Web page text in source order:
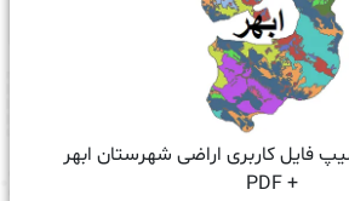
فایل کاربری اراضی شهرستان ابهر
+ PDF